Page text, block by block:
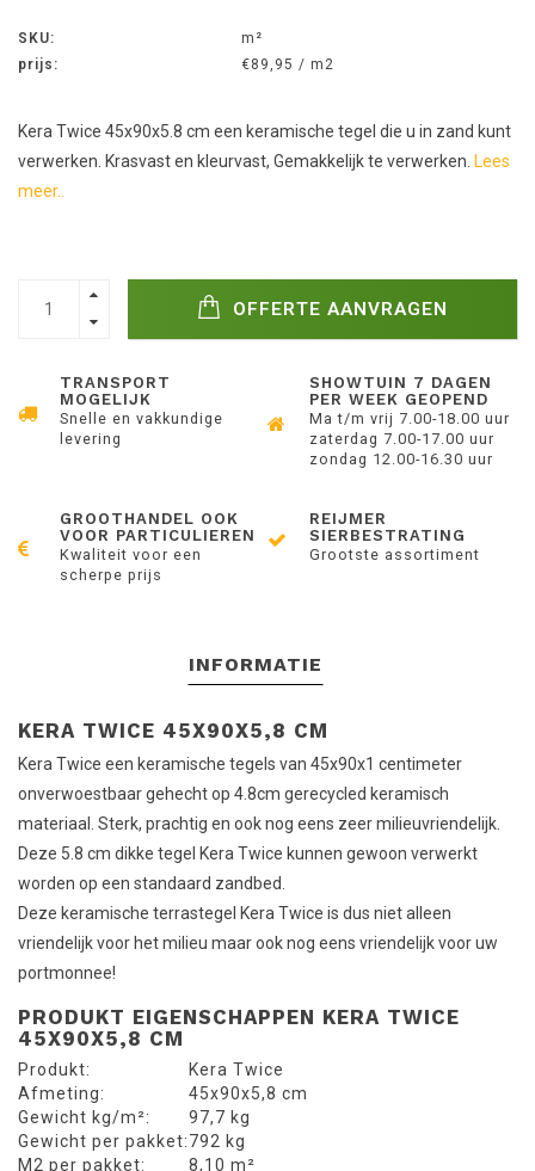
SKU:
m²
prijs:
€89,95 / m2
Kera Twice 45x90x5.8 cm een keramische tegel die u in zand kunt
verwerken. Krasvast en kleurvast, Gemakkelijk te verwerken. Lees
meer..
OFFERTE AANVRAGEN
TRANSPORT
MOGELIJK
Snelle en vakkundige
levering
SHOWTUIN 7 DAGEN
PER WEEK GEOPEND
Ma t/m vrij 7.00-18.00 uur
zaterdag 7.00-17.00 uur
zondag 12.00-16.30 uur
GROOTHANDEL OOK
VOOR PARTICULIEREN
Kwaliteit voor een
scherpe prijs
REIJMER
SIERBESTRATING
Grootste assortiment
INFORMATIE
KERA TWICE 45X90X5,8 CM
Kera Twice een keramische tegels van 45x90x1 centimeter
onverwoestbaar gehecht op 4.8cm gerecycled keramisch
materiaal. Sterk, prachtig en ook nog eens zeer milieuvriendelijk.
Deze 5.8 cm dikke tegel Kera Twice kunnen gewoon verwerkt
worden op een standaard zandbed.
Deze keramische terrastegel Kera Twice is dus niet alleen
vriendelijk voor het milieu maar ook nog eens vriendelijk voor uw
portmonnee!
PRODUKT EIGENSCHAPPEN KERA TWICE
45X90X5,8 CM
Produkt:
Kera Twice
Afmeting:
45x90x5,8 cm
Gewicht kg/m²:
97,7 kg
Gewicht per pakket:792 kg
M2 per pakket:
8,10 m²